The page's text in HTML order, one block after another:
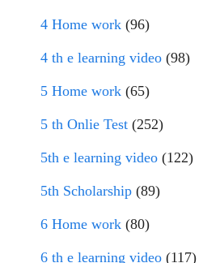
4 Home work (96)
4 th e learning video (98)
5 Home work (65)
5 th Onlie Test (252)
5th e learning video (122)
5th Scholarship (89)
6 Home work (80)
6 th e learning video (117)